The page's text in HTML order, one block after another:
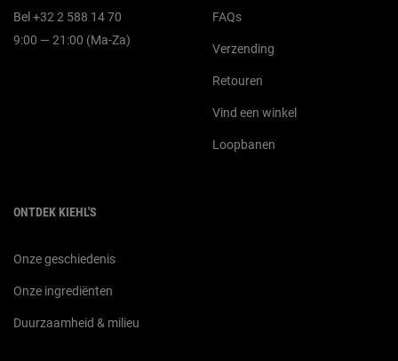
Bel +32 2 588 14 70
9:00 — 21:00 (Ma-Za)
FAQs
Verzending
Retouren
Vind een winkel
Loopbanen
ONTDEK KIEHL'S
Onze geschiedenis
Onze ingrediënten
Duurzaamheid & milieu